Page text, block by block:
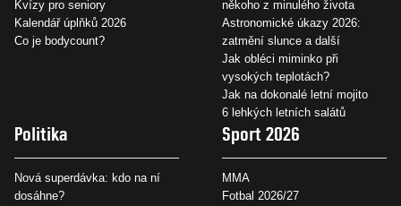
Kvízy pro seniory
Kalendář úplňků 2026
Co je bodycount?
někoho z minulého života
Astronomické úkazy 2026:
zatmění slunce a další
Jak obléci miminko při
vysokých teplotách?
Jak na dokonalé letní mojito
6 lehkých letních salátů
Politika
Nová superdávka: kdo na ní
dosáhne?
Sport 2026
MMA
Fotbal 2026/27